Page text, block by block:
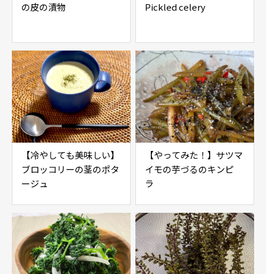
の皮の漬物
Pickled celery
【冷やしても美味しい】
ブロッコリーの茎のポタ
ージュ
【やってみた！】サツマ
イモの芋づるのキンピ
ラ